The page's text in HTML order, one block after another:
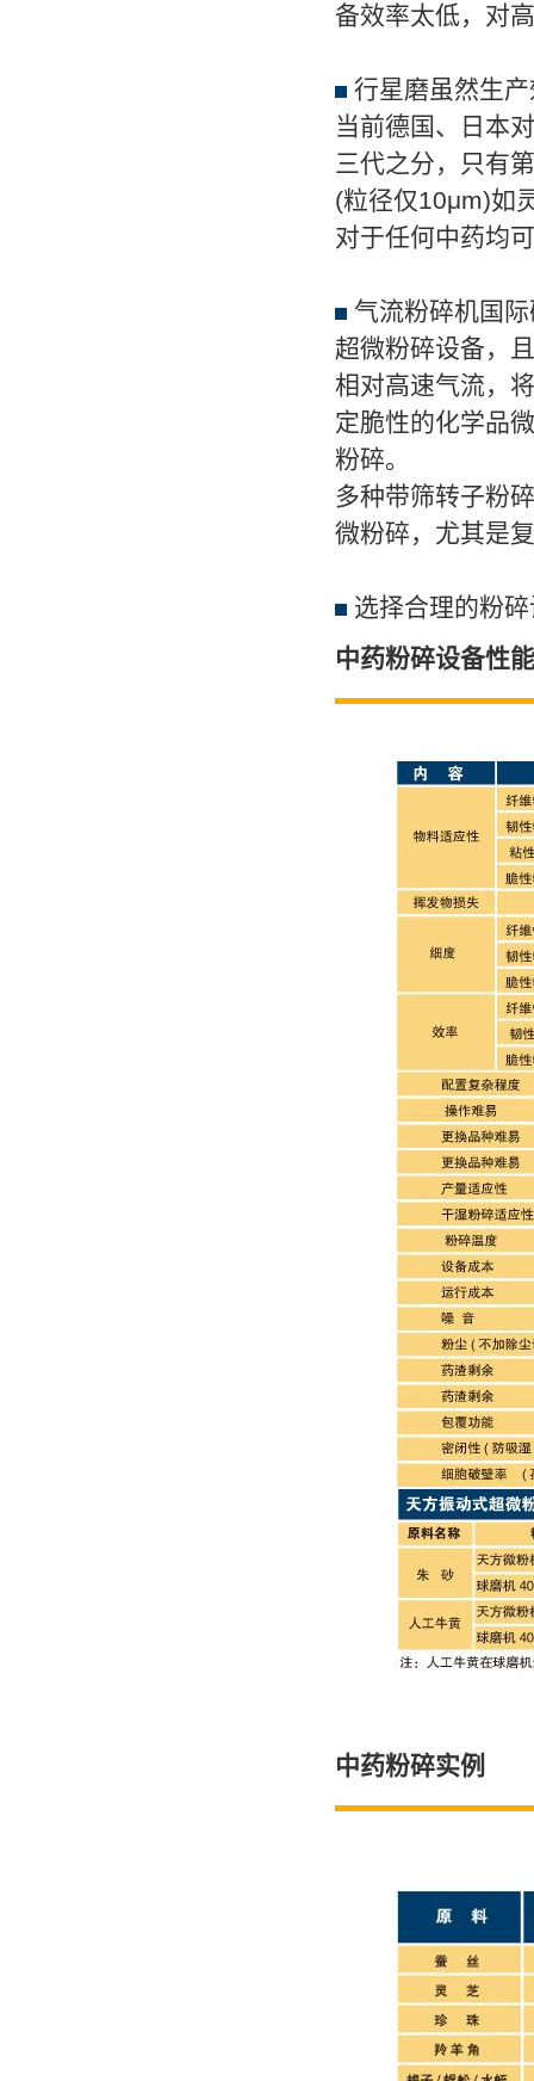
备效率太低，对
行星磨虽然生
当前德国、日本
三代之分，只有
(粒径仅10μm)如
对于任何中药均
气流粉碎机国
超微粉碎设备，
相对高速气流，
定脆性的化学品
粉碎。
多种带筛转子粉
微粉碎，尤其是
选择合理的粉
中药粉碎设备性
中药粉碎实例